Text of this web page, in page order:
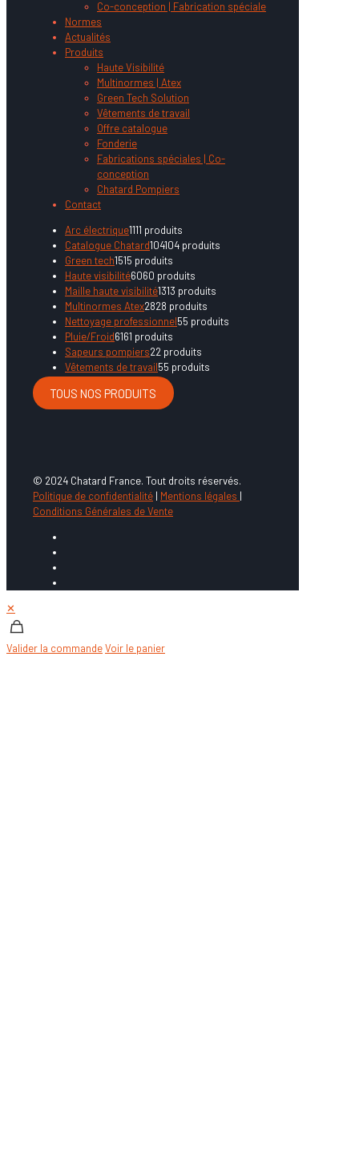
Co-conception | Fabrication spéciale
Normes
Actualités
Produits
Haute Visibilité
Multinormes | Atex
Green Tech Solution
Vêtements de travail
Offre catalogue
Fonderie
Fabrications spéciales | Co-
conception
Chatard Pompiers
Contact
Arc électrique1111 produits
Catalogue Chatard104104 produits
Green tech1515 produits
Haute visibilité6060 produits
Maille haute visibilité1313 produits
Multinormes Atex2828 produits
Nettoyage professionnel55 produits
Pluie/Froid6161 produits
Sapeurs pompiers22 produits
Vêtements de travail55 produits
TOUS NOS PRODUITS
© 2024 Chatard France. Tout droits réservés.
Politique de confidentialité | Mentions légales |
Conditions Générales de Vente
✕
Valider la commandeVoir le panier